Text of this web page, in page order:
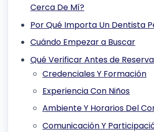
Cerca De Mí?
Por Qué Importa Un Dentista
Cuándo Empezar a Buscar
Qué Verificar Antes de
Credenciales Y Formación
Experiencia Con Niños
Ambiente Y Horarios Del
Comunicación Y